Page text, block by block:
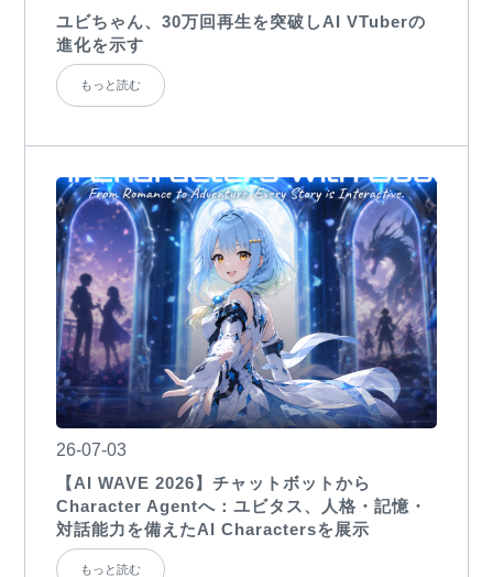
ユビちゃん、30万回再生を突破しAI VTuberの
進化を示す
もっと読む
26-07-03
【AI WAVE 2026】チャットボットから
Character Agentへ：ユビタス、人格・記憶・
対話能力を備えたAI Charactersを展示
もっと読む